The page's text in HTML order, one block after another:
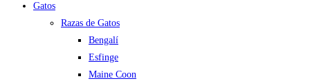
Gatos
Razas de Gatos
Bengalí
Esfinge
Maine Coon